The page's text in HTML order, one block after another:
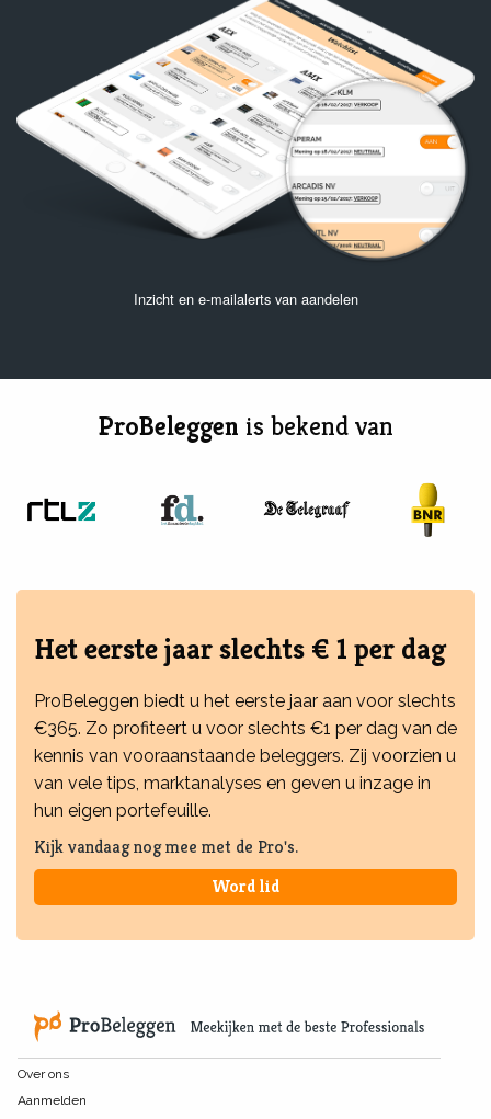
Inzicht en e-mailalerts van aandelen
ProBeleggen is bekend van
Het eerste jaar slechts € 1 per dag
ProBeleggen biedt u het eerste jaar aan voor slechts
€365. Zo profiteert u voor slechts €1 per dag van de
kennis van vooraanstaande beleggers. Zij voorzien u
van vele tips, marktanalyses en geven u inzage in
hun eigen portefeuille.
Kijk vandaag nog mee met de Pro's.
Word lid
Over ons
Aanmelden